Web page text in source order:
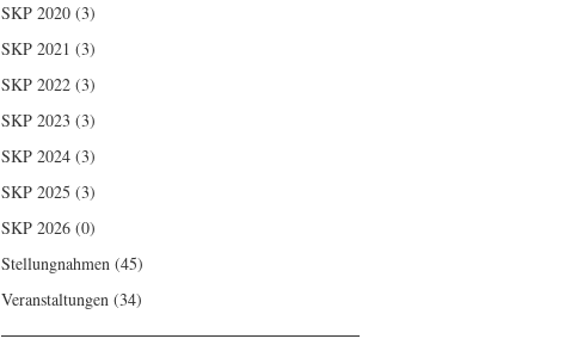
SKP 2020 (3)
SKP 2021 (3)
SKP 2022 (3)
SKP 2023 (3)
SKP 2024 (3)
SKP 2025 (3)
SKP 2026 (0)
Stellungnahmen (45)
Veranstaltungen (34)